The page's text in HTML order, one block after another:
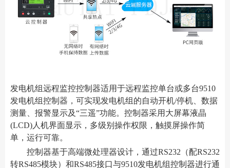
发电机组远程监控控制器适用于远程监控单台或多台9510
发电机组控制器，可实现发电机组的自动开机/停机、数据
测量、报警显示及“三遥”功能。控制器采用大屏幕液晶
(LCD)人机界面显示，多级别操作权限，触摸屏操作简
单，运行可靠。
控制器基于高端微处理器设计，通过RS232（配RS232
转RS485模块）和RS485接口与9510发电机组控制器进行通